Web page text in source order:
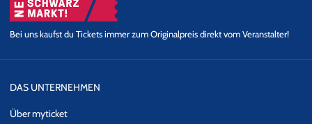
Bei uns kaufst du Tickets immer zum Originalpreis direkt vom Veranstalter!
DAS UNTERNEHMEN
Über myticket